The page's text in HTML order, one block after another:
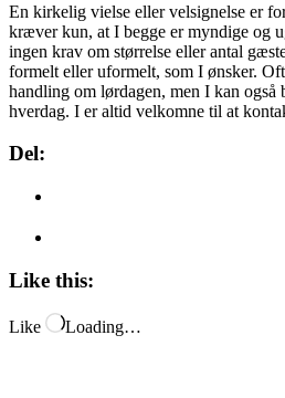
En kirkelig vielse eller velsignelse er
kræver kun, at I begge er myndige og
ingen krav om størrelse eller antal
formelt eller uformelt, som I ønsker.
handling om lørdagen, men I kan også
hverdag. I er altid velkomne til at
Del:
Like this:
Like Loading…